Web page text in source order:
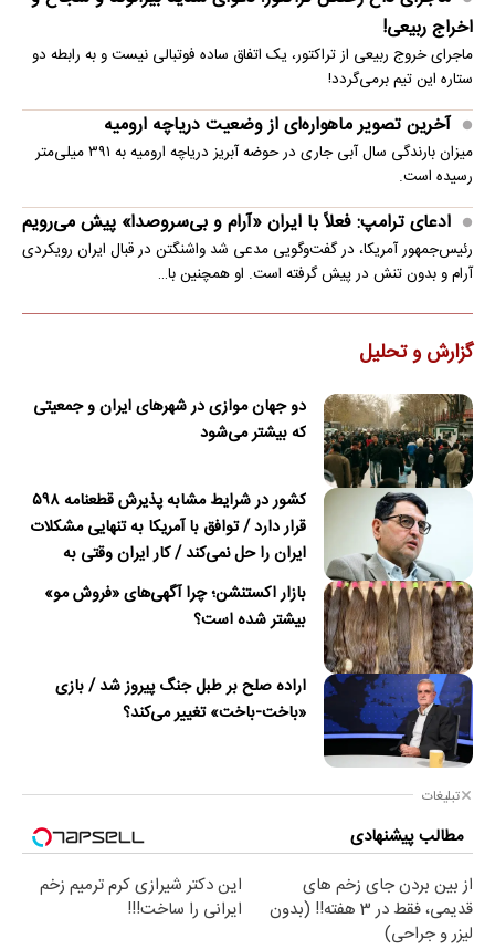
اخراج ربیعی!
ماجرای خروج ربیعی از تراکتور، یک اتفاق ساده فوتبالی نیست و به رابطه دو
ستاره این تیم برمی‌گردد!
آخرین تصویر ماهواره‌ای از وضعیت دریاچه ارومیه
میزان بارندگی سال آبی جاری در حوضه آبریز دریاچه ارومیه به ۳۹۱ میلی‌متر
رسیده است.
ادعای ترامپ: فعلاً با ایران «آرام و بی‌سروصدا» پیش می‌رویم
رئیس‌جمهور آمریکا، در گفت‌وگویی مدعی شد واشنگتن در قبال ایران رویکردی
آرام و بدون تنش در پیش گرفته است. او همچنین با…
گزارش و تحلیل
دو جهان موازی در شهرهای ایران و جمعیتی
که بیشتر می‌شود
کشور در شرایط مشابه پذیرش قطعنامه ۵۹۸
قرار دارد / توافق با آمریکا به تنهایی مشکلات
ایران را حل نمی‌کند / کار ایران وقتی به
امضای ترکمانچای رسید که دیگر چاره‌ای نبود
بازار اکستنشن؛ چرا آگهی‌های «فروش مو»
بیشتر شده است؟
اراده صلح بر طبل جنگ پیروز شد / بازی
«باخت-باخت» تغییر می‌کند؟
تبلیغات
مطالب پیشنهادی
از بین بردن جای زخم های
قدیمی، فقط در 3 هفته!! (بدون
لیزر و جراحی)
این دکتر شیرازی کرم ترمیم زخم
ایرانی را ساخت!!!